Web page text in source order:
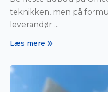
teknikken, men på
leverandør ...
Læs mere